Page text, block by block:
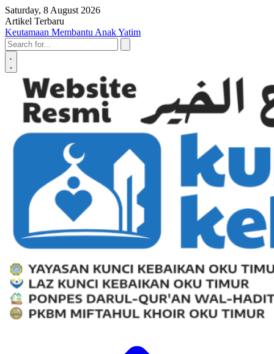
Skip to content
Saturday, 8 August 2026
Artikel Terbaru